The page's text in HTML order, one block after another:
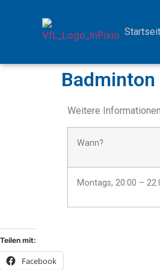
Badminton
Weitere
Wann?
Montags, 20:00 –
Teilen mit:
Facebook